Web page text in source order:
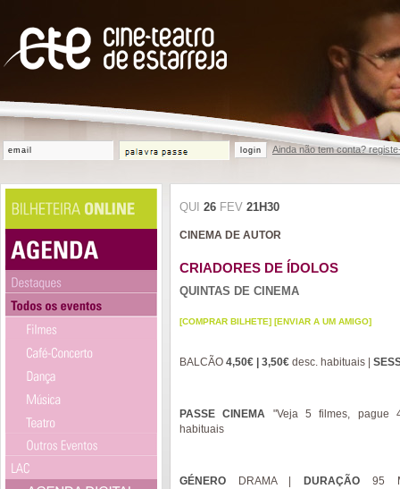
login Ainda não tem conta?
QUI 26 FEV 21H30
CINEMA DE AUTOR
CRIADORES DE ÍDOLOS
QUINTAS DE CINEMA
[COMPRAR BILHETE] [ENVIAR A UM AMIGO]
BALCÃO 4,50€ | 3,50€ desc. habituais |
PASSE CINEMA "Veja 5 filmes, pague
habituais
GÉNERO DRAMA | DURAÇÃO 95